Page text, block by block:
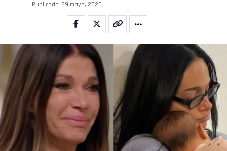
Publicado 29 mayo, 2026
Flipboard
Reddit
Whatsapp